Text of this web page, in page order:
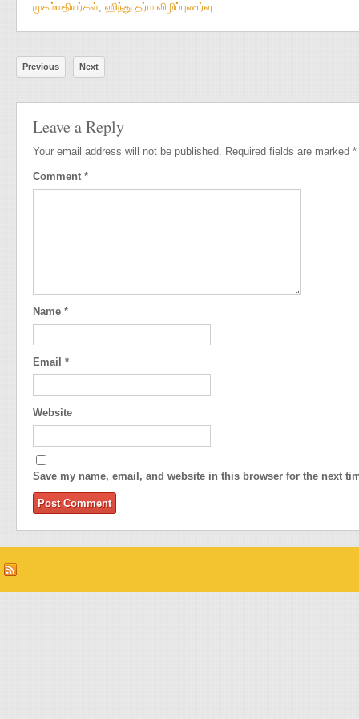
முகம்மதியர்கள், ஹிந்து தர்ம விழிப்புணர்வு
Previous Next
Leave a Reply
Your email address will not be published. Required fields are marked *
Comment *
Name *
Email *
Website
Save my name, email, and website in this browser for the next